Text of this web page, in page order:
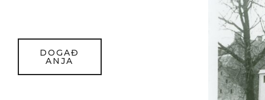
DOGAĐ
ANJA
godina